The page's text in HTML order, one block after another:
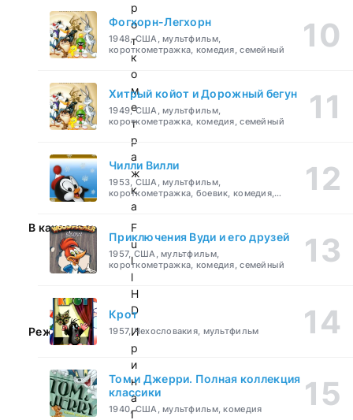
р
о
т
к
о
м
е
т
р
а
ж
к
а
В качестве:
F
u
l
l
H
D
Режиссер:
И
р
и
н
а
Г
Фогхорн-Легхорн
1948, США, мультфильм,
короткометражка, комедия, семейный
Хитрый койот и Дорожный бегун
1949, США, мультфильм,
короткометражка, комедия, семейный
Чилли Вилли
1953, США, мультфильм,
короткометражка, боевик, комедия,
приключения, семейный
Приключения Вуди и его друзей
1957, США, мультфильм,
короткометражка, комедия, семейный
Крот
1957, Чехословакия, мультфильм
Том и Джерри. Полная коллекция
классики
1940, США, мультфильм, комедия